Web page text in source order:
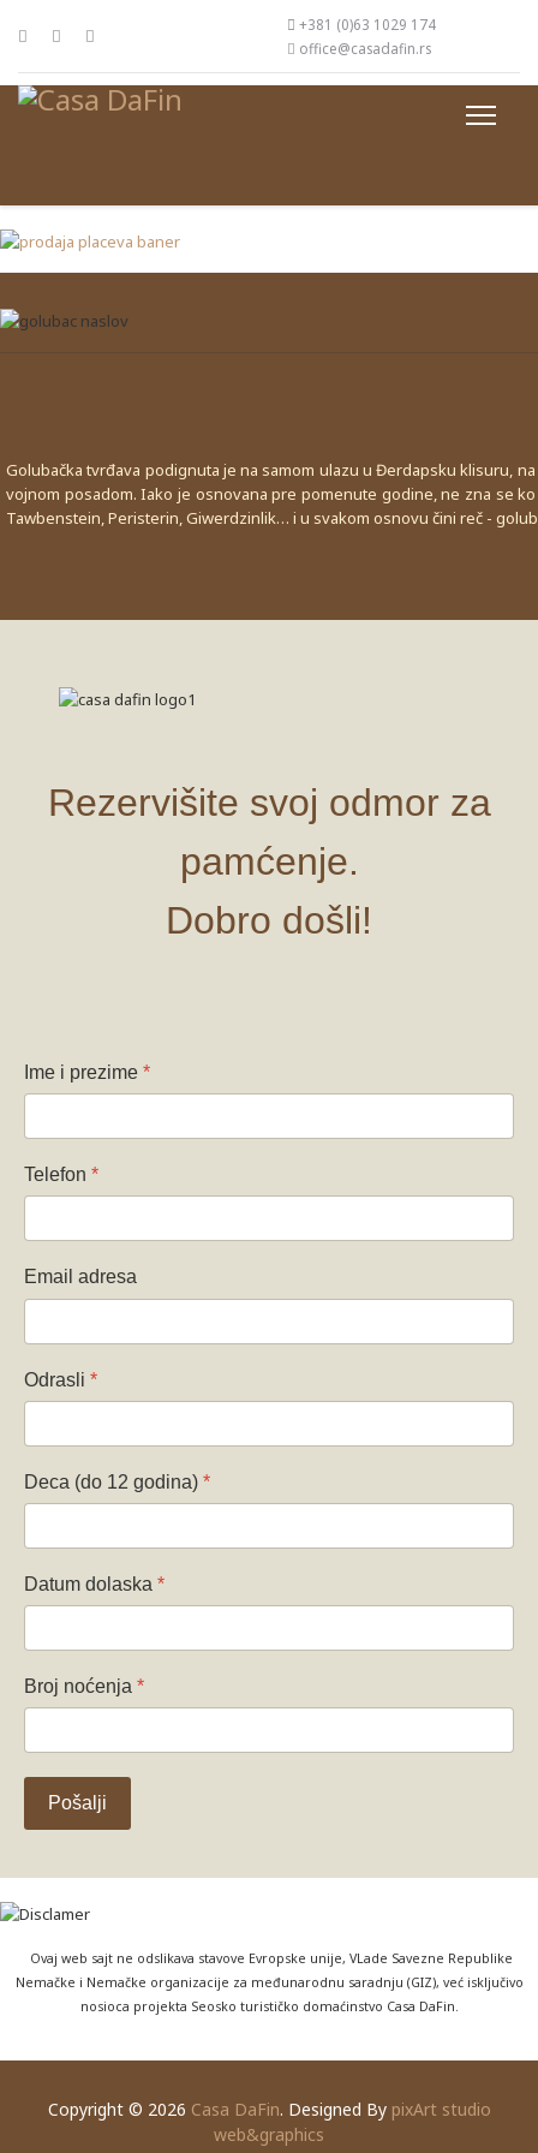
+381 (0)63 1029 174
office@casadafin.rs
Golubačka tvrđava podignuta je na samom ulazu u Đerdapsku klisuru,
vojnom posadom. Iako je osnovana pre pomenute godine, ne zna se
Tawbenstein, Peristerin, Giwerdzinlik… i u svakom osnovu čini reč -
Rezervišite svoj odmor za
pamćenje.
Dobro došli!
Ime i prezime *
Telefon *
Email adresa
Odrasli *
Deca (do 12 godina) *
Datum dolaska *
Broj noćenja *
Pošalji
Ovaj web sajt ne odslikava stavove Evropske unije, VLade Savezne Republike
Nemačke i Nemačke organizacije za međunarodnu saradnju (GIZ), već isključivo
nosioca projekta Seosko turističko domaćinstvo Casa DaFin.
Copyright © 2026 Casa DaFin. Designed By pixArt studio
web&graphics